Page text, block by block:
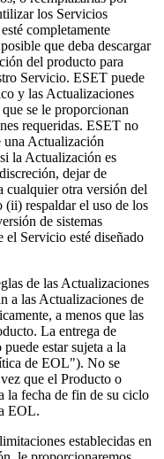
los Servicios
completamente
que deba descargar
del producto para
Servicio. ESET puede
y las Actualizaciones
se le proporcionan
requeridas. ESET no
una Actualización
la Actualización es
dejar de
cualquier otra versión del
(ii) respaldar el uso de los
de sistemas
Servicio esté diseñado
de las Actualizaciones
a las Actualizaciones de
a menos que las
La entrega de
estar sujeta a la
de EOL"). No se
que el Producto o
la fecha de fin de su ciclo
EOL.
establecidas en